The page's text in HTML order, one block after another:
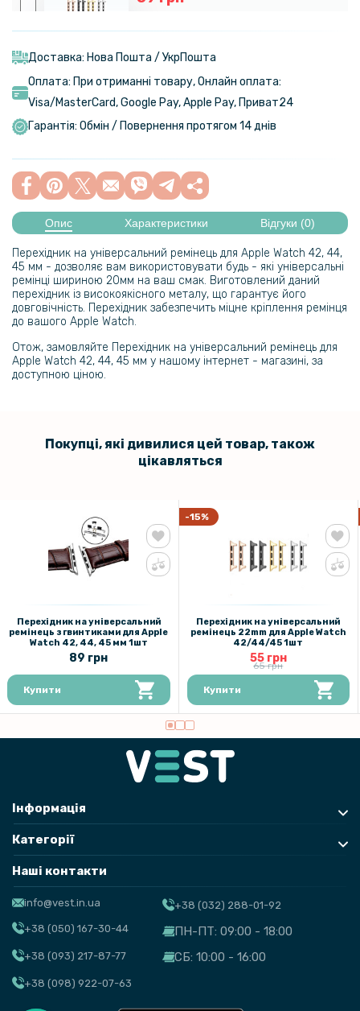
40 / 41 1шт
69 грн
Watch 38, 40, 41мм 1шт
299 грн
Ремінець Milanese Loop для Apple Watch 42 / 44 / 45 / 46 / 49mm
279 грн
399 грн
144 грн
Чохол із захисним склом Protective Cover with Glass для Apple
Watch 45mm
69 грн
Перехідник на універсальний ремінець для Apple Watch 38, 40, 41
на ширину 22mm 1шт
55 грн
65 грн
Перехідник на універсальний ремінець 22mm для Apple Watch
Доставка: Нова Пошта / УкрПошта
Оплата: При отриманні товару, Онлайн оплата:
Visa/MasterСard, Google Pay, Apple Pay, Приват24
Гарантія: Обмін / Повернення протягом 14 днів
Опис Характеристики Відгуки (0)
Перехідник на універсальний ремінець для Apple Watch 42, 44,
45 мм - дозволяє вам використовувати будь - які універсальні
ремінці шириною 20мм на ваш смак. Виготовлений даний
перехідник із високоякісного металу, що гарантує його
довговічність. Перехідник забезпечить міцне кріплення ремінця
до вашого Apple Watch.
Отож, замовляйте Перехідник на універсальний ремінець для
Apple Watch 42, 44, 45 мм у нашому інтернет - магазині, за
доступною ціною.
Покупці, які дивилися цей товар, також
цікавляться
Перехідник на універсальний
ремінець з гвинтиками для Apple
Watch 42, 44, 45 мм 1шт
89 грн
Купити
-15%
Перехідник на універсальний
ремінець 22mm для Apple Watch
42/44/45 1шт
55 грн
65 грн
Купити
Інформація
Категорії
Наші контакти
info@vest.in.ua
+38 (050) 167-30-44
+38 (093) 217-87-77
+38 (098) 922-07-63
+38 (032) 288-01-92
ПН-ПТ: 09:00 - 18:00
СБ: 10:00 - 16:00